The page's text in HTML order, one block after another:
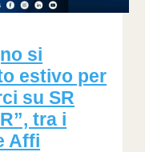
si
estivo per
su SR
tra i
Affi